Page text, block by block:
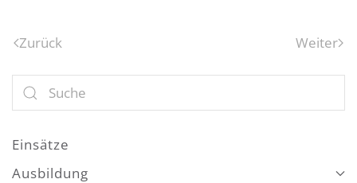
Zurück Weiter
Einsätze
Ausbildung